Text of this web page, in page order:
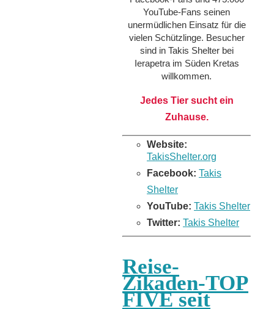
YouTube-Fans seinen
unermüdlichen Einsatz für die
vielen Schützlinge. Besucher
sind in Takis Shelter bei
Ierapetra im Süden Kretas
willkommen.
Jedes Tier sucht ein
Zuhause.
Website:
TakisShelter.org
Facebook: Takis
Shelter
YouTube: Takis Shelter
Twitter: Takis Shelter
Reise-
Zikaden-TOP
FIVE seit